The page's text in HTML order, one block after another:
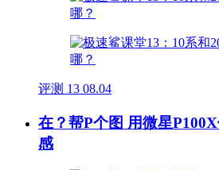
评测 13 08.04
在？帮P个图 用微星
感